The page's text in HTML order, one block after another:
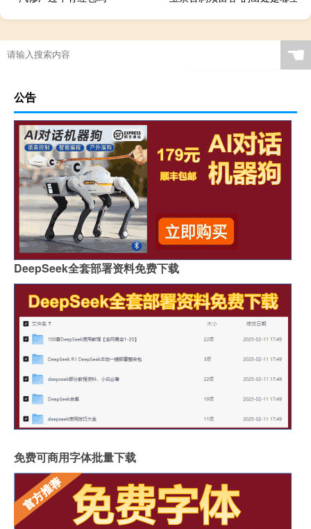
☚
公告
DeepSeek全套部署资料免费下载
免费可商用字体批量下载